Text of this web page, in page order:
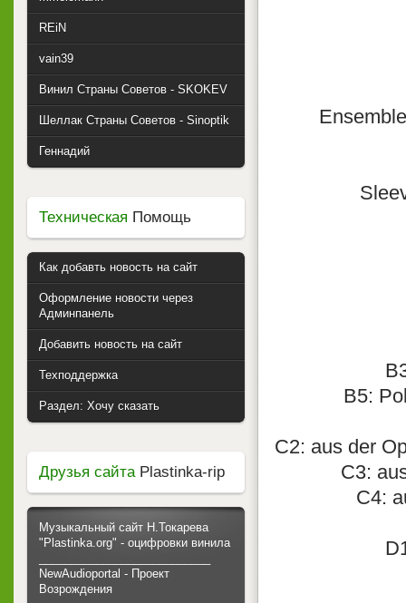
B5:
C2: aus der
C3:
C4:
REiN
vain39
Винил Страны Советов - SKOKEV
Шеллак Страны Советов - Sinoptik
Геннадий
Техническая Помощь
Как добавть новость на сайт
Оформление новости через
Админпанель
Добавить новость на сайт
Техподдержка
Раздел: Хочу сказать
Друзья сайтаPlastinka-rip
Музыкальный сайт Н.Токарева
"Plastinka.org" - оцифровки винила
NewAudioportal - Проект
Возрождения